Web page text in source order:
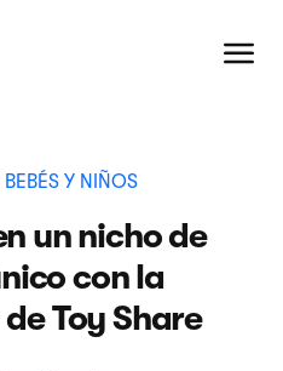
Y NIÑOS
un nicho de
con la
Toy Share